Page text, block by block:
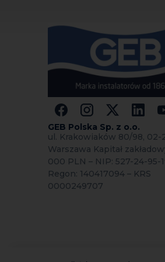
GEB Polska Sp. z o.o.
ul. Krakowiaków 80/98, 02-
Warszawa Kapitał
000 PLN – NIP: 527-24-95-
Regon: 140417094 – KRS
0000249707